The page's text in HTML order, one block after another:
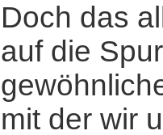
Doch das
auf die
mit der wir